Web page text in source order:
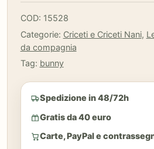
Camole
in
bella
vista
60
quantità
COD: 15528
Categorie: Criceti e Criceti Nani,
da compagnia
Tag: bunny
Spedizione in 48/72h
Gratis da 40 euro
Carte, PayPal e